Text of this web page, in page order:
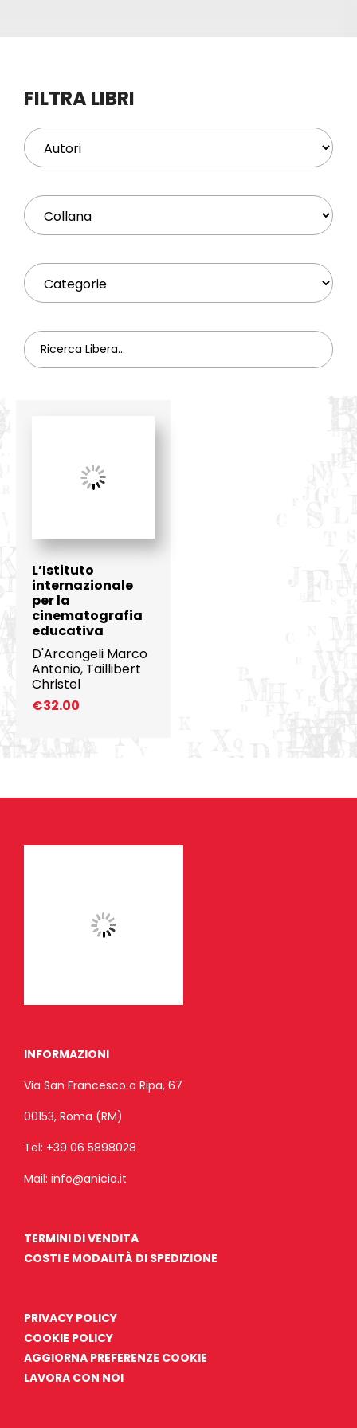
Profilo
FILTRA LIBRI
L’Istituto
internazionale
per la
cinematografia
educativa
D'Arcangeli Marco
Antonio, Taillibert
Christel
€32.00
INFORMAZIONI
Via San Francesco a Ripa, 67
00153, Roma (RM)
Tel: +39 06 5898028
Mail: info@anicia.it
TERMINI DI VENDITA
COSTI E MODALITÀ DI SPEDIZIONE
PRIVACY POLICY
COOKIE POLICY
AGGIORNA PREFERENZE COOKIE
LAVORA CON NOI